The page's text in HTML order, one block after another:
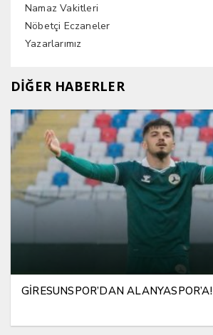
Namaz Vakitleri
Nöbetçi Eczaneler
Yazarlarımız
DİĞER HABERLER
GİRESUNSPOR’DAN ALANYASPOR’A!